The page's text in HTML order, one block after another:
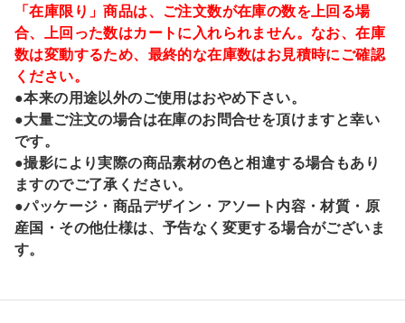
「在庫限り」商品は、ご注文数が在庫の数を上回る場
合、上回った数はカートに入れられません。なお、在庫
数は変動するため、最終的な在庫数はお見積時にご確認
ください。
●本来の用途以外のご使用はおやめ下さい。
●大量ご注文の場合は在庫のお問合せを頂けますと幸い
です。
●撮影により実際の商品素材の色と相違する場合もあり
ますのでご了承ください。
●パッケージ・商品デザイン・アソート内容・材質・原
産国・その他仕様は、予告なく変更する場合がございま
す。